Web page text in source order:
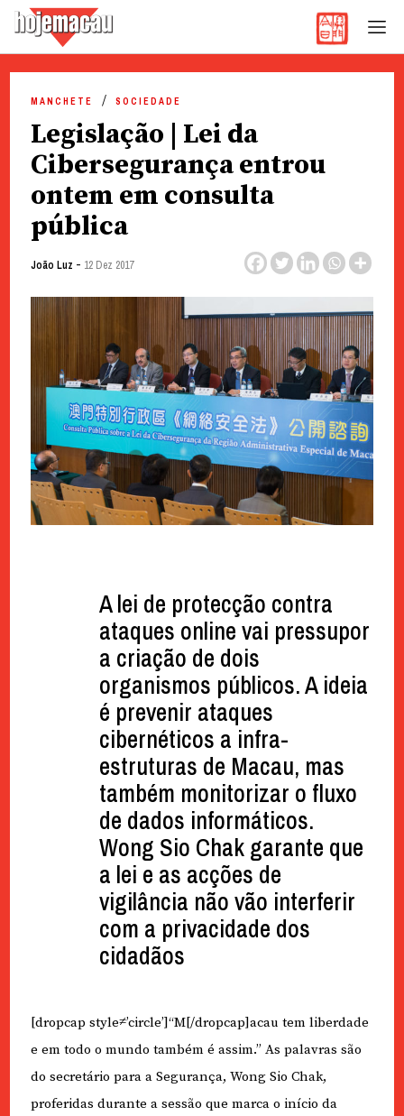
content
MANCHETE SOCIEDADE
Legislação | Lei da
Cibersegurança entrou
ontem em consulta
pública
João Luz - 12 Dez 2017
A lei de protecção contra
ataques online vai pressupor
a criação de dois
organismos públicos. A ideia
é prevenir ataques
cibernéticos a infra-
estruturas de Macau, mas
também monitorizar o fluxo
de dados informáticos.
Wong Sio Chak garante que
a lei e as acções de
vigilância não vão interferir
com a privacidade dos
cidadãos
[dropcap style≠’circle’]“M[/dropcap]acau tem liberdade
e em todo o mundo também é assim.” As palavras são
do secretário para a Segurança, Wong Sio Chak,
proferidas durante a sessão que marca o início da